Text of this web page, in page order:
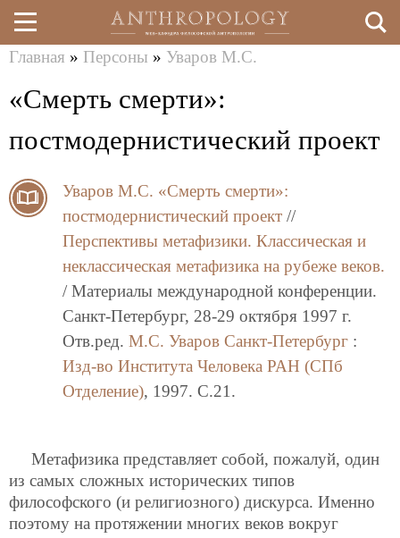
Перейти
к
здесь
Главная » Персоны » Уваров М.С.
«Смерть смерти»:
постмодернистический проект
Уваров М.С. «Смерть смерти»:
постмодернистический проект //
Перспективы метафизики. Классическая и
неклассическая метафизика на рубеже веков.
/ Материалы международной конференции.
Санкт-Петербург, 28-29 октября 1997 г.
Отв.ред. М.С. Уваров Санкт-Петербург :
Изд-во Института Человека РАН (СПб
Отделение), 1997. C.21.
Метафизика представляет собой, пожалуй, один
из самых сложных исторических типов
философского (и религиозного) дискурса. Именно
поэтому на протяжении многих веков вокруг